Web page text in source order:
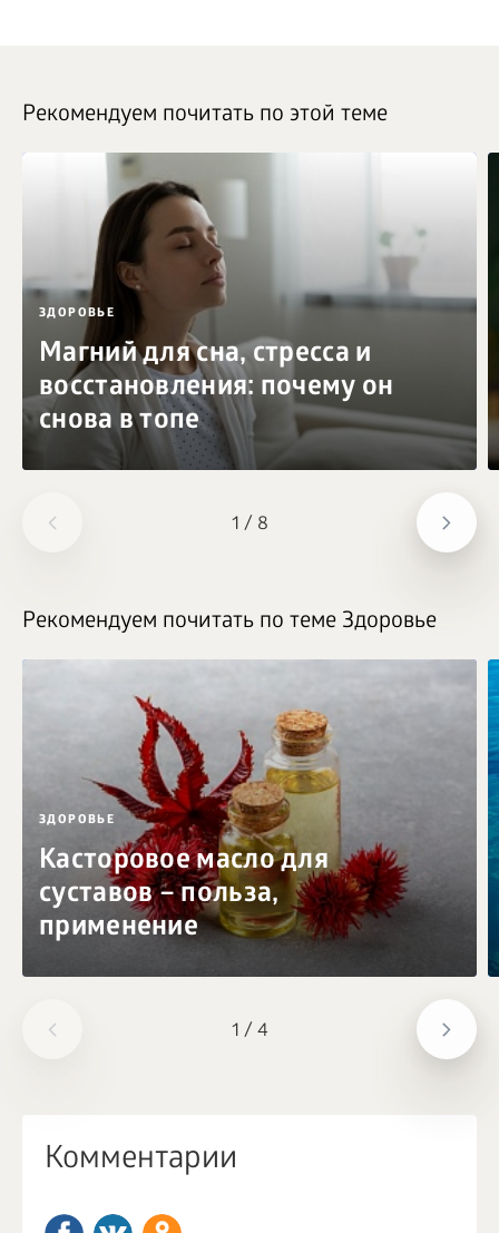
1 / 8
Рекомендуем почитать по этой теме
ЗДОРОВЬЕ
Магний для сна, стресса и
восстановления: почему он
снова в топе
1 / 4
Рекомендуем почитать по теме Здоровье
ЗДОРОВЬЕ
Касторовое масло для
суставов – польза,
применение
Комментарии